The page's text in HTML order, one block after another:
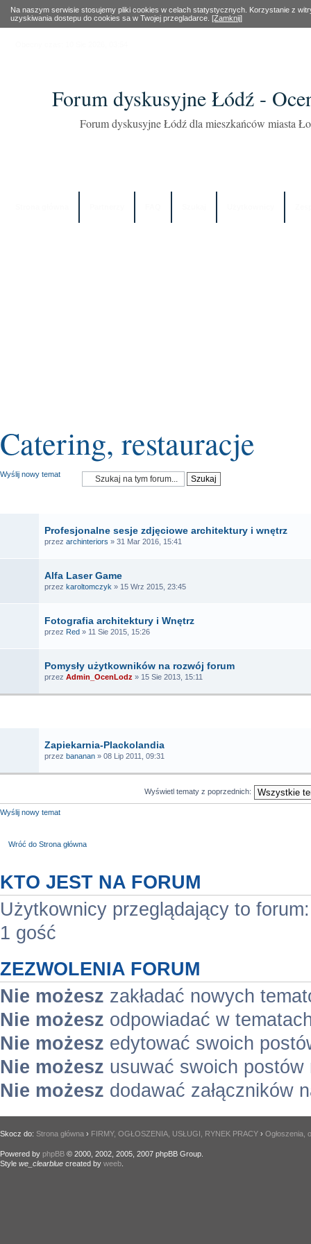
Na naszym serwisie stosujemy pliki cookies w celach statystycznych. Korzystanie z
uzyskiwania dostepu do cookies sa w Twojej przegladarce. [Zamknij]
Forum dyskusyjne Łódź -
Forum dyskusyjne Łódź dla mieszkańców miasta
Catering, restauracje
Wyślij nowy temat
Profesjonalne sesje zdjęciowe architektury i wnętrz
przez archinteriors » 31 Mar 2016, 15:41
Alfa Laser Game
przez karoltomczyk » 15 Wrz 2015, 23:45
Fotografia architektury i Wnętrz
przez Red » 11 Sie 2015, 15:26
Pomysły użytkowników na rozwój forum
przez Admin_OcenLodz » 15 Sie 2013, 15:11
Zapiekarnia-Plackolandia
przez bananan » 08 Lip 2011, 09:31
Wyświetl tematy z poprzednich:
Wyślij nowy temat
Wróć do Strona główna
KTO JEST NA FORUM
Użytkownicy przeglądający to
1 gość
ZEZWOLENIA FORUM
Nie możesz zakładać nowych
Nie możesz odpowiadać w
Nie możesz edytować swoich
Nie możesz usuwać swoich postów
Nie możesz dodawać załączników
Skocz do: Strona główna › FIRMY, OGŁOSZENIA, USŁUGI, RYNEK PRACY › Ogłoszenia,
Powered by phpBB © 2000, 2002, 2005, 2007 phpBB Group.
Style we_clearblue created by weeb